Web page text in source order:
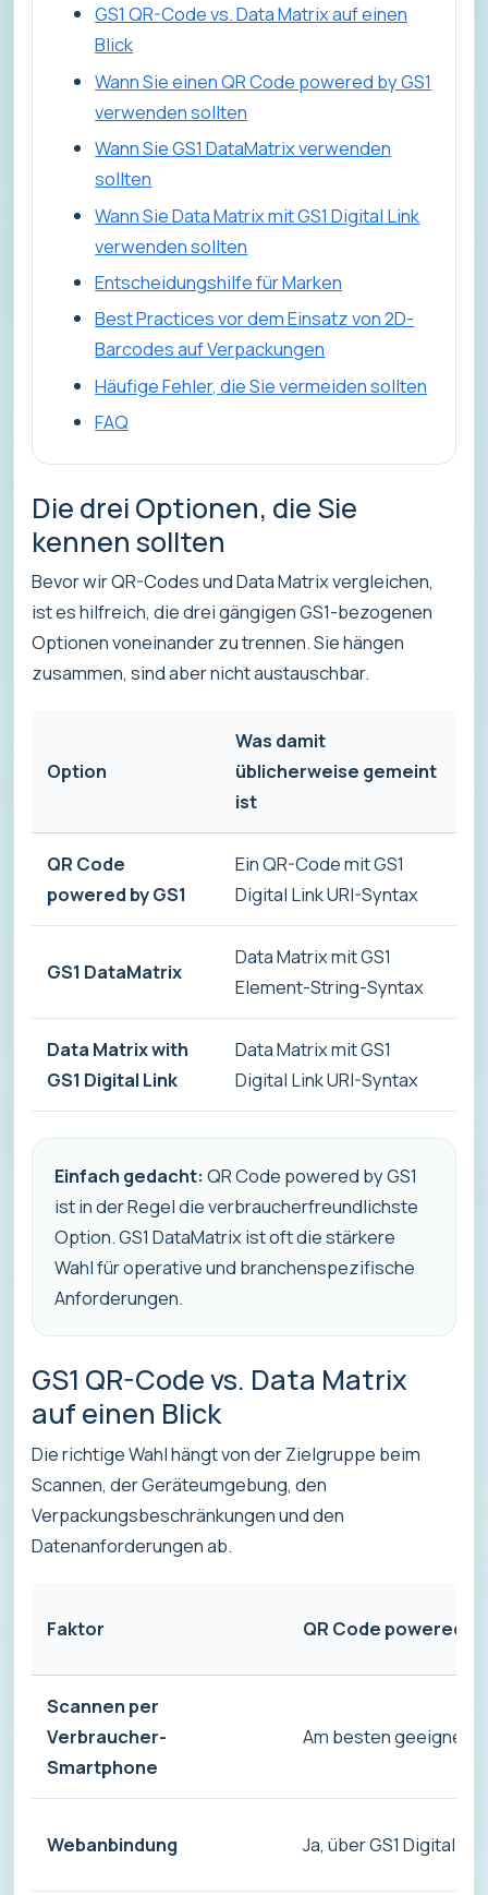
GS1 QR-Code vs. Data Matrix auf einen
Blick
Wann Sie einen QR Code powered by GS1
verwenden sollten
Wann Sie GS1 DataMatrix verwenden
sollten
Wann Sie Data Matrix mit GS1 Digital Link
verwenden sollten
Entscheidungshilfe für Marken
Best Practices vor dem Einsatz von 2D-
Barcodes auf Verpackungen
Häufige Fehler, die Sie vermeiden sollten
FAQ
Die drei Optionen, die Sie
kennen sollten
Bevor wir QR-Codes und Data Matrix vergleichen,
ist es hilfreich, die drei gängigen GS1-bezogenen
Optionen voneinander zu trennen. Sie hängen
zusammen, sind aber nicht austauschbar.
Option
Was damit
üblicherweise gemeint
ist
QR Code
powered by GS1
Ein QR-Code mit GS1
Digital Link URI-Syntax
GS1 DataMatrix
Data Matrix mit GS1
Element-String-Syntax
Data Matrix with
GS1 Digital Link
Data Matrix mit GS1
Digital Link URI-Syntax
Einfach gedacht: QR Code powered by GS1
ist in der Regel die verbraucherfreundlichste
Option. GS1 DataMatrix ist oft die stärkere
Wahl für operative und branchenspezifische
Anforderungen.
GS1 QR-Code vs. Data Matrix
auf einen Blick
Die richtige Wahl hängt von der Zielgruppe beim
Scannen, der Geräteumgebung, den
Verpackungsbeschränkungen und den
Datenanforderungen ab.
Faktor QR Code powered by
Scannen per
Verbraucher-
Smartphone
Am besten geeignet
Webanbindung Ja, über GS1 Digital